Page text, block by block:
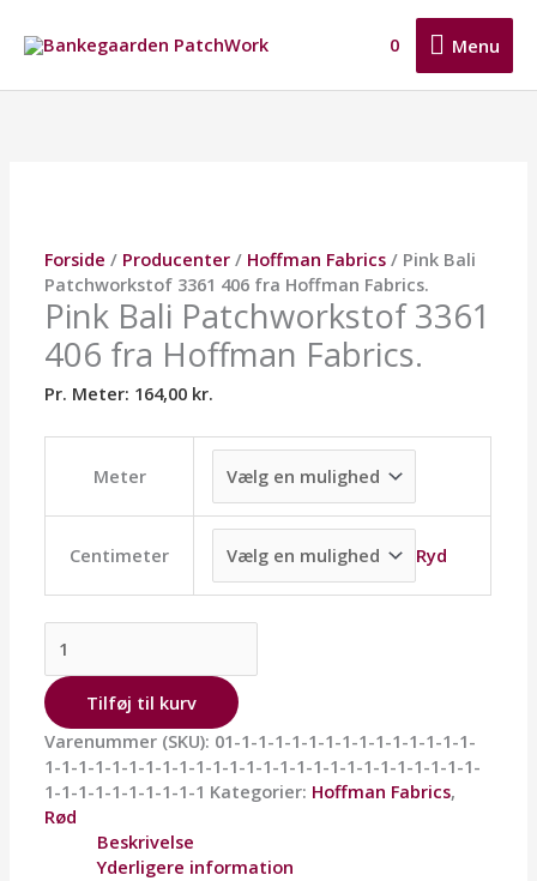
indholdet
Menu
Menu
0
Forside / Producenter / Hoffman Fabrics / Pink Bali
Patchworkstof 3361 406 fra Hoffman Fabrics.
Pink Bali Patchworkstof 3361
406 fra Hoffman Fabrics.
Pr. Meter: 164,00 kr.
Meter
Centimeter Ryd
Hoffman
Fabrics.
antal
Tilføj til kurv
Varenummer (SKU): 01-1-1-1-1-1-1-1-1-1-1-1-1-1-1-
1-1-1-1-1-1-1-1-1-1-1-1-1-1-1-1-1-1-1-1-1-1-1-1-1-1-
1-1-1-1-1-1-1-1-1-1 Kategorier: Hoffman Fabrics,
Rød
Beskrivelse
Yderligere information
kan
vælges
på
varesiden
kan
vælges
på
varesiden
kan
vælges
på
varesiden